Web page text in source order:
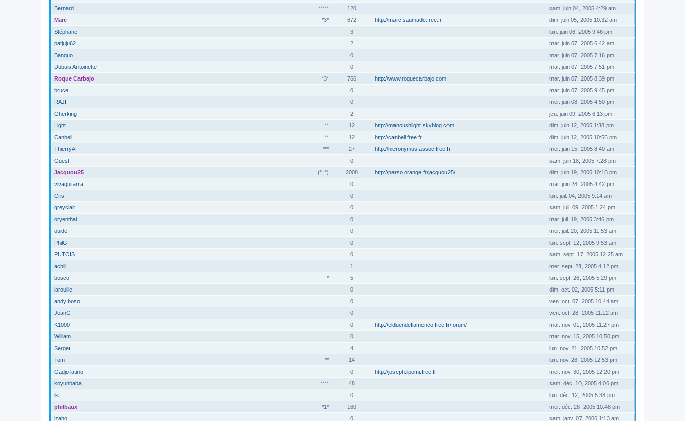
*****
Bernard 120
sam. juin 04, 2005 4:29 am
*3*
Marc 672 http://marc.saumade.free.fr
dim. juin 05, 2005 10:32 am
Stéphane
3
lun. juin 06, 2005 9:46 pm
patjuju62
2
mar. juin 07, 2005 6:42 am
Banquo
0
mar. juin 07, 2005 7:16 pm
Dubuis Antoinette
0
mar. juin 07, 2005 7:51 pm
*3*
Roque Carbajo 766 http://www.roquecarbajo.com
mar. juin 07, 2005 8:39 pm
bruce
0
mar. juin 07, 2005 9:45 pm
RAJI
0
mer. juin 08, 2005 4:50 pm
Gherking
2
jeu. juin 09, 2005 6:13 pm
**
Light 12 http://manoushlight.skyblog.com
dim. juin 12, 2005 1:38 pm
**
Canbell 12 http://canbell.free.fr
dim. juin 12, 2005 10:56 pm
***
ThierryA 27 http://hieronymus.assoc.free.fr
mer. juin 15, 2005 8:40 am
Guest
0
sam. juin 18, 2005 7:28 pm
(°_°)
Jacquou25 2008 http://perso.orange.fr/jacquou25/
dim. juin 19, 2005 10:18 pm
vivaguitarra
0
mar. juin 28, 2005 4:42 pm
Cris
0
lun. juil. 04, 2005 9:14 am
greyclair
0
sam. juil. 09, 2005 1:24 pm
oryenthal
0
mar. juil. 19, 2005 3:46 pm
ouide
0
mer. juil. 20, 2005 11:53 am
PhilG
0
lun. sept. 12, 2005 9:53 am
PUTOIS
0
sam. sept. 17, 2005 12:25 am
achill
1
mer. sept. 21, 2005 4:12 pm
*
bosco 5
lun. sept. 26, 2005 5:29 pm
larouille
0
dim. oct. 02, 2005 5:11 pm
andy boso
0
ven. oct. 07, 2005 10:44 am
JeanG
0
ven. oct. 28, 2005 11:12 am
K1000
0 http://elduendeflamenco.free.fr/forum/
mar. nov. 01, 2005 11:27 pm
William
0
mar. nov. 15, 2005 10:50 pm
Sergeï
4
lun. nov. 21, 2005 10:52 pm
**
Tom 14
lun. nov. 28, 2005 12:53 pm
Gadjo latino
0 http://joseph.lipomi.free.fr
mer. nov. 30, 2005 12:20 pm
****
koyunbaba 48
sam. déc. 10, 2005 4:06 pm
iki
0
lun. déc. 12, 2005 5:38 pm
*1*
philbaux 160
mer. déc. 28, 2005 10:48 pm
izaho
0 sam. janv. 07, 2006 1:13 am